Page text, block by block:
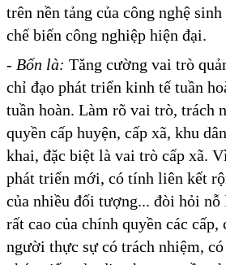
trên nền tảng của công nghệ
chế biến công nghiệp hiện đại.
- Bốn là: Tăng cường vai trò
chỉ đạo phát triển kinh tế tuần
tuần hoàn. Làm rõ vai trò, trách
quyền cấp huyện, cấp xã, khu
khai, đặc biệt là vai trò cấp xã.
phát triển mới, có tính liên kết
của nhiều đối tượng... đòi hỏi nỗ
rất cao của chính quyền các cấp,
người thực sự có trách nhiệm,